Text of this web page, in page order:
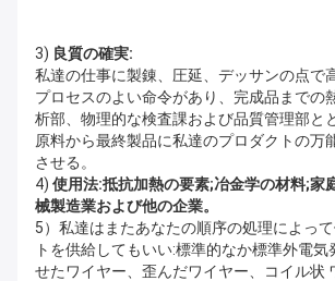
3) 良質の確実:
私達の仕事に製錬、圧延、デッサンの点で
プロセスのよい命令があり、完成品までの
析部、物理的な検査課および品質管理部と
原料から最終製品に私達のプロダクトの万
させる。
4) 使用法:抵抗加熱の要素;冶金学の材料;家
械製造業および他の企業。
5）私達はまたあなたの順序の処理によっ
トを供給してもいい:標準的なか標準外電気
せたワイヤー、歪んだワイヤー、コイル状